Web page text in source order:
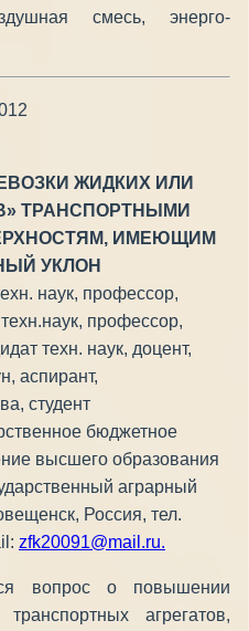
смесь, энерго-
ЖИДКИХ ИЛИ
ТРАНСПОРТНЫМИ
ИМЕЮЩИМ
УКЛОН
наук, профессор,
профессор,
техн. наук, доцент,
аспирант,
студент
бюджетное
высшего образования
аграрный
Россия, тел.
zfk20091@mail.ru.
вопрос о повышении
агрегатов,